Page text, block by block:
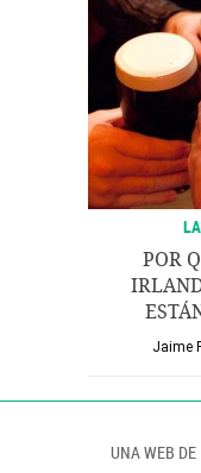
POR
Jaime
UNA WEB DE